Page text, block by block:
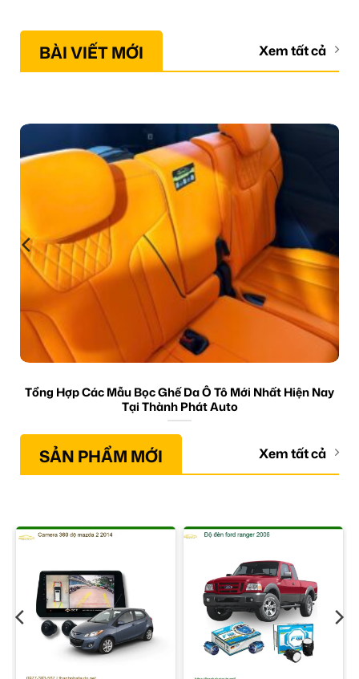
BÀI VIẾT MỚI Xem tất cả
Tổng Hợp Các Mẫu Bọc Ghế Da Ô Tô Mới Nhất Hiện Nay
Tại Thành Phát Auto
SẢN PHẨM MỚI Xem tất cả